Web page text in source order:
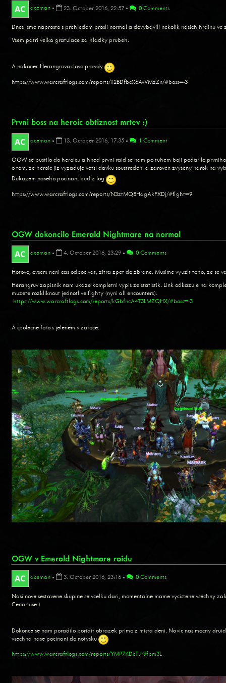
aceman • 23. October 2016, 22:57 • 0 Comments
Dnes jsme naprosto s prehledem prosli normal a dovybavili nekolik nasich hrdinu
Vsem patri velka gratulace za hladky prubeh.
A nakonec Herangrovo slovo pravdy
https://www.warcraftlogs.com/reports/T2BDfbcX6AvVMzZn/#boss=-3
Prvni boss na heroic obtiznost mrtev :)
aceman • 13. October 2016, 17:35 • 1 Comment
OGW se pustilo do heroicu a hned prvni raid se nam po tuhem boji podarilo
o tom, ze heroic jiz vyzaduje vetsi davku soustredeni a zaroven zvyseny narok na
Dukazem naseho pocinani budiz log
https://www.warcraftlogs.com/reports/N3ztMQ8HagAkFXDj/#fight=9
OGW dokoncilo Emerald Nightmare na normal
aceman • 4. October 2016, 23:29 • 0 Comments
Hotovo, ovsem neni cas odpocivat, zitra zpet do zbrane. Musime vyuzit toho, ze se
Herangruv zapisnik nam ukaze kompletni vypis ze statistik. Link odkazuje na
muzete rozkliknout jednotlive fighty (nyni all encounters).
https://www.warcraftlogs.com/reports/kGbfncA4T3LMZQHX/#boss=-3
A spolecne foto s jelenem v zatoce.
OGW v Emerald Nightmare raidu
aceman • 3. October 2016, 23:16 • 0 Comments
Nasi nove sestavene skupine se vcelku dari, momentalne mame vycistene vsechny
Cenariuse:)
Dokonce se nam poradilo poridit obrazek primo z mista deni. Navic nas mocny
vsechna nase pocinani do notysku
https://www.warcraftlogs.com/reports/YMP7KDcTJr9fpm3L